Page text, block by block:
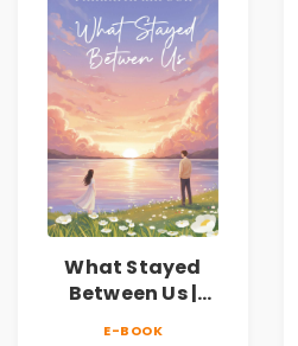
What Stayed
Between Us |
E-BOOK